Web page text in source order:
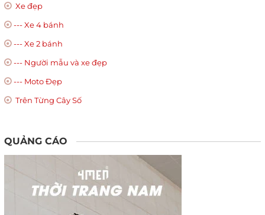
Xe đẹp
--- Xe 4 bánh
--- Xe 2 bánh
--- Người mẫu và xe đẹp
--- Moto Đẹp
Trên Từng Cây Số
QUẢNG CÁO